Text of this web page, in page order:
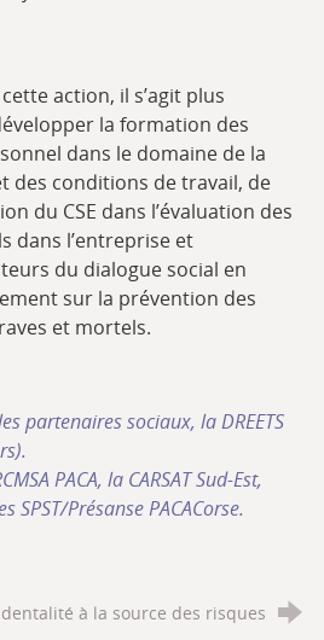
action, il s’agit plus
la formation des
dans le domaine de la
des conditions de travail, de
du CSE dans l’évaluation des
dans l’entreprise et
du dialogue social en
sur la prévention des
et mortels.
partenaires sociaux, la DREETS
PACA, la CARSAT Sud-Est,
SPST/Présanse PACACorse.
à la source des risques